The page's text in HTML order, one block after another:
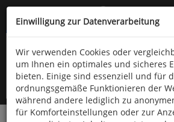
Kompletten Head der Seite
oder (06766) 9323-960
Einwilligung zur Datenverarbeitung
Wir verwenden Cookies oder
um Ihnen ein optimales und sicheres
bieten. Einige sind essenziell und für
ordnungsgemäße Funktionieren der
während andere lediglich zu
für Komforteinstellungen oder zur